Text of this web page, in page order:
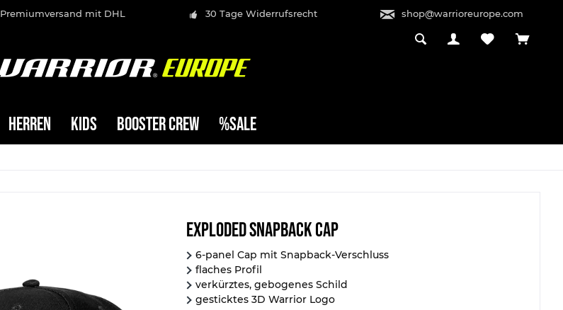
Premiumversand mit DHL 30 Tage Widerrufsrecht shop@warrioreurope.com
HERREN KIDS BOOSTER CREW %SALE
Exploded Snapback Cap
6-panel Cap mit Snapback-Verschluss
flaches Profil
verkürztes, gebogenes Schild
gesticktes 3D Warrior Logo